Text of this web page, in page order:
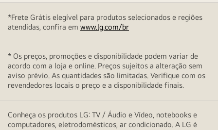
*Frete Grátis elegível para produtos selecionados e regiões
atendidas, confira em www.lg.com/br
* Os preços, promoções e disponibilidade podem variar de
acordo com a loja e online. Preços sujeitos a alteração sem
aviso prévio. As quantidades são limitadas. Verifique com os
revendedores locais o preço e a disponibilidade finais.
Conheça os produtos LG: TV / Áudio e Vídeo, notebooks e
computadores, eletrodomésticos, ar condicionado. A LG é